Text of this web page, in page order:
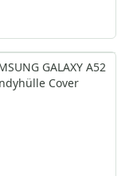
GALAXY A52
Cover